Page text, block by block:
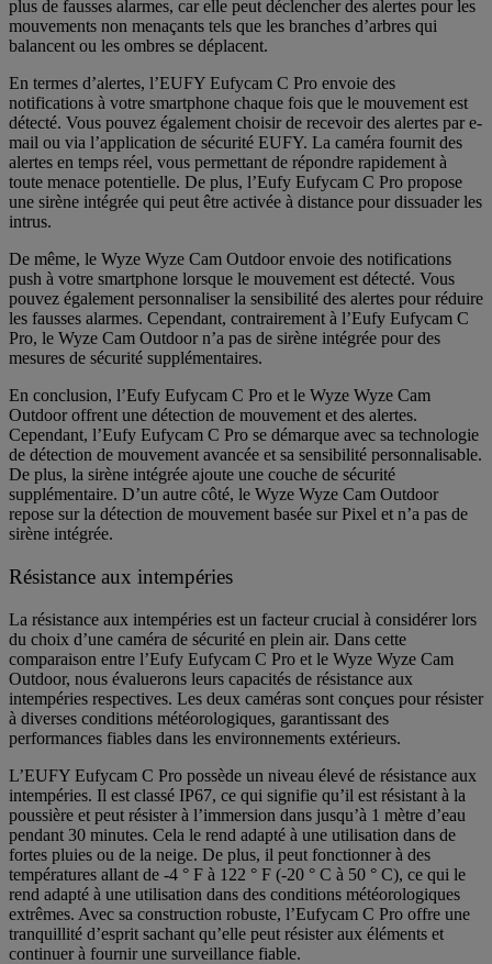
plus de fausses alarmes, car elle peut déclencher des alertes pour les
mouvements non menaçants tels que les branches d’arbres qui
balancent ou les ombres se déplacent.
En termes d’alertes, l’EUFY Eufycam C Pro envoie des
notifications à votre smartphone chaque fois que le mouvement est
détecté. Vous pouvez également choisir de recevoir des alertes par e-
mail ou via l’application de sécurité EUFY. La caméra fournit des
alertes en temps réel, vous permettant de répondre rapidement à
toute menace potentielle. De plus, l’Eufy Eufycam C Pro propose
une sirène intégrée qui peut être activée à distance pour dissuader les
intrus.
De même, le Wyze Wyze Cam Outdoor envoie des notifications
push à votre smartphone lorsque le mouvement est détecté. Vous
pouvez également personnaliser la sensibilité des alertes pour réduire
les fausses alarmes. Cependant, contrairement à l’Eufy Eufycam C
Pro, le Wyze Cam Outdoor n’a pas de sirène intégrée pour des
mesures de sécurité supplémentaires.
En conclusion, l’Eufy Eufycam C Pro et le Wyze Wyze Cam
Outdoor offrent une détection de mouvement et des alertes.
Cependant, l’Eufy Eufycam C Pro se démarque avec sa technologie
de détection de mouvement avancée et sa sensibilité personnalisable.
De plus, la sirène intégrée ajoute une couche de sécurité
supplémentaire. D’un autre côté, le Wyze Wyze Cam Outdoor
repose sur la détection de mouvement basée sur Pixel et n’a pas de
sirène intégrée.
Résistance aux intempéries
La résistance aux intempéries est un facteur crucial à considérer lors
du choix d’une caméra de sécurité en plein air. Dans cette
comparaison entre l’Eufy Eufycam C Pro et le Wyze Wyze Cam
Outdoor, nous évaluerons leurs capacités de résistance aux
intempéries respectives. Les deux caméras sont conçues pour résister
à diverses conditions météorologiques, garantissant des
performances fiables dans les environnements extérieurs.
L’EUFY Eufycam C Pro possède un niveau élevé de résistance aux
intempéries. Il est classé IP67, ce qui signifie qu’il est résistant à la
poussière et peut résister à l’immersion dans jusqu’à 1 mètre d’eau
pendant 30 minutes. Cela le rend adapté à une utilisation dans de
fortes pluies ou de la neige. De plus, il peut fonctionner à des
températures allant de -4 ° F à 122 ° F (-20 ° C à 50 ° C), ce qui le
rend adapté à une utilisation dans des conditions météorologiques
extrêmes. Avec sa construction robuste, l’Eufycam C Pro offre une
tranquillité d’esprit sachant qu’elle peut résister aux éléments et
continuer à fournir une surveillance fiable.